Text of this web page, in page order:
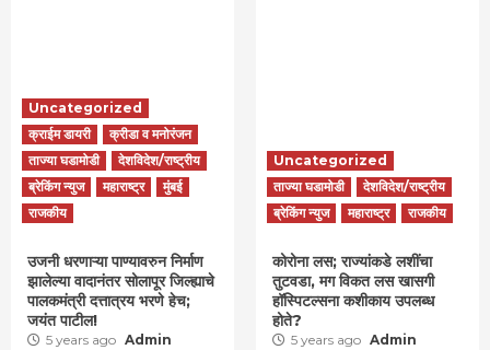
Uncategorized
क्राईम डायरी
क्रीडा व मनोरंजन
ताज्या घडामोडी
देशविदेश/राष्ट्रीय
ब्रेकिंग न्युज
महाराष्ट्र
मुंबई
राजकीय
उजनी धरणाऱ्या पाण्यावरुन निर्माण
झालेल्या वादानंतर सोलापूर जिल्ह्याचे
पालकमंत्री दत्तात्रय भरणे हेच;
जयंत पाटील!
5 years ago Admin
Uncategorized
ताज्या घडामोडी
देशविदेश/राष्ट्रीय
ब्रेकिंग न्युज
महाराष्ट्र राजकीय
कोरोना लस; राज्यांकडे लशींचा
तुटवडा, मग विकत लस खासगी
हॉस्पिटल्सना कशीकाय उपलब्ध
होते?
5 years ago Admin